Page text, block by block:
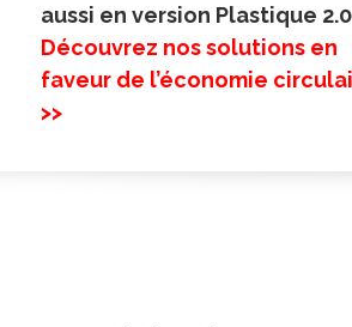
aussi en version Plastique 2.0
Découvrez nos solutions en
faveur de l’économie
>>